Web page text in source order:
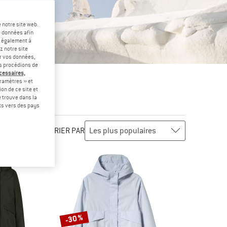
TRIER PAR
-30 %
site web.
afin
à
notre site
données,
procédions de
» et
de ce site et
trouve dans la
vers des pays